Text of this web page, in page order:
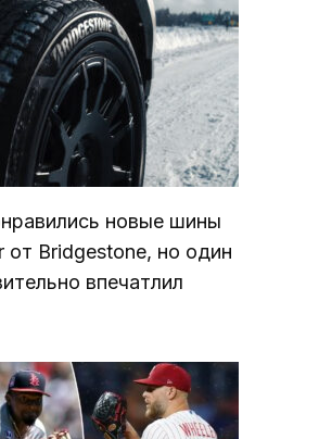
новые шины
от Bridgestone, но один
впечатлил